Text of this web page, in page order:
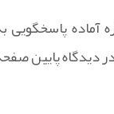
پاسخگویی
دیدگاه پایین